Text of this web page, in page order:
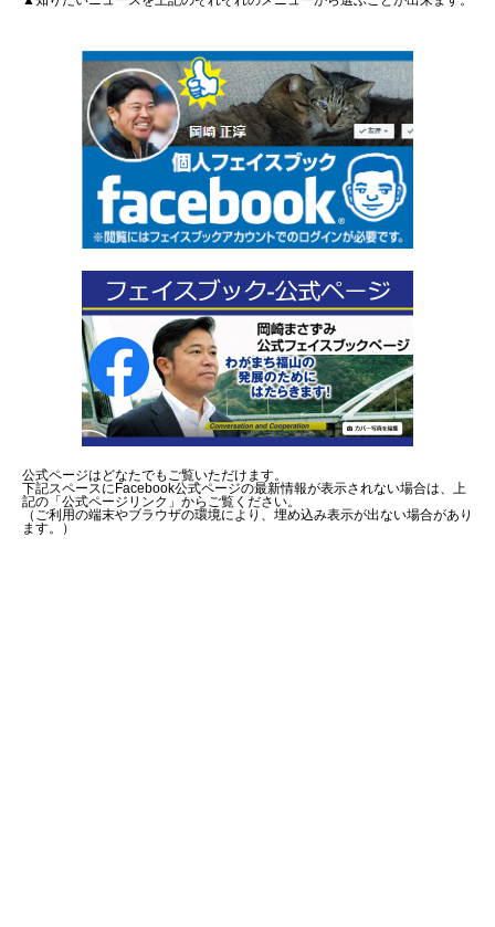
公式ページはどなたでもご覧いただけます。
下記スペースにFacebook公式ページの最新情報が表示されない場合は、上
記の「公式ページリンク」からご覧ください。
（ご利用の端末やブラウザの環境により、埋め込み表示が出ない場合があり
ます。）